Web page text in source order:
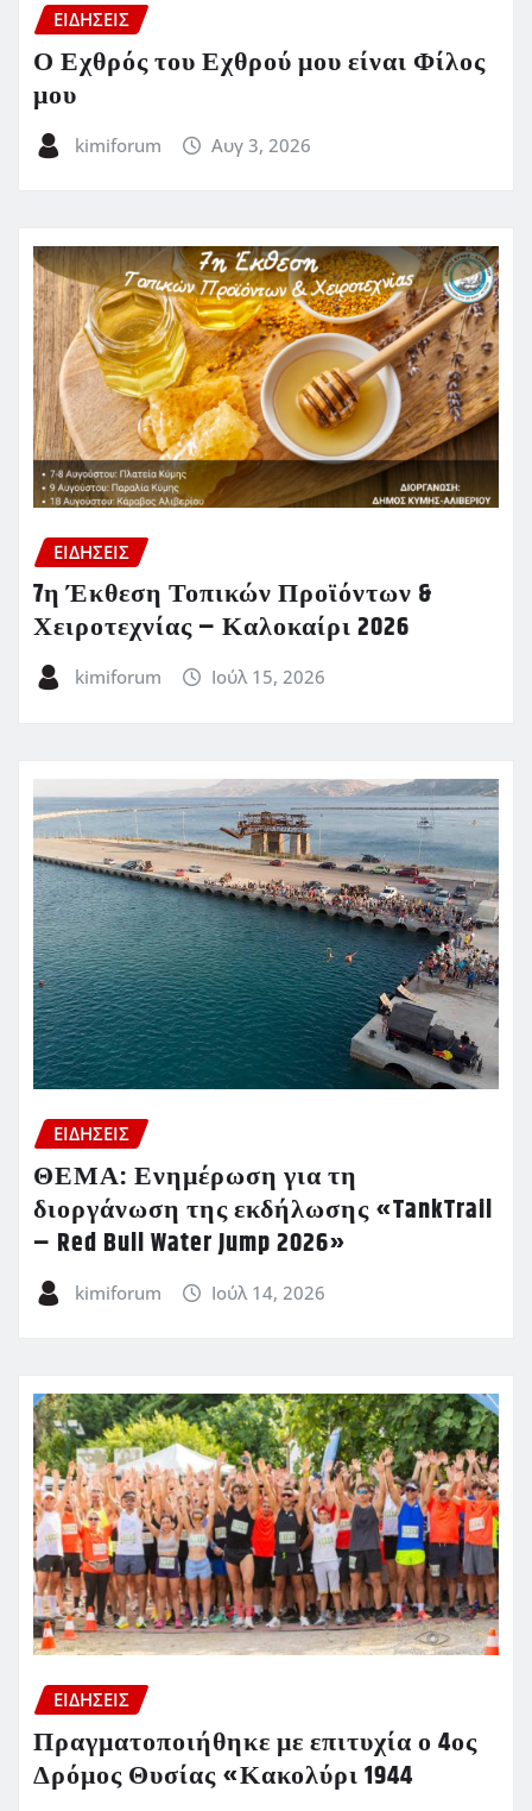
ΕΙΔΗΣΕΙΣ
Ο Εχθρός του Εχθρού μου είναι Φίλος
μου
kimiforum Αυγ 3, 2026
ΕΙΔΗΣΕΙΣ
7η Έκθεση Τοπικών Προϊόντων &
Χειροτεχνίας – Καλοκαίρι 2026
kimiforum Ιούλ 15, 2026
ΕΙΔΗΣΕΙΣ
ΘΕΜΑ: Ενημέρωση για τη
διοργάνωση της εκδήλωσης «TankTrail
– Red Bull Water Jump 2026»
kimiforum Ιούλ 14, 2026
ΕΙΔΗΣΕΙΣ
Πραγματοποιήθηκε με επιτυχία ο 4ος
Δρόμος Θυσίας «Κακολύρι 1944